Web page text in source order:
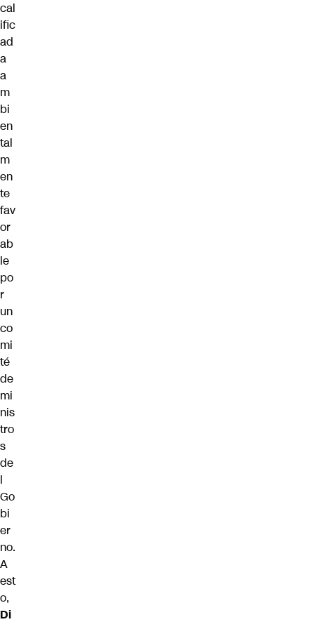
cal
ific
ad
a
a
m
bi
en
tal
m
en
te
fav
or
ab
le
po
r
un
co
mi
té
de
mi
nis
tro
s
de
l
Go
bi
er
no.
A
est
o,
Di